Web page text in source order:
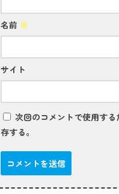
名前 ※
サイト
次回のコメントで使用す
存する。